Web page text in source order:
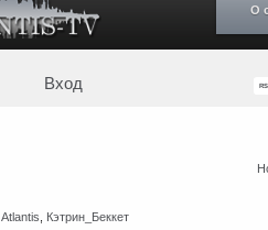
О
Вход
Atlantis
Кэтрин_Беккет